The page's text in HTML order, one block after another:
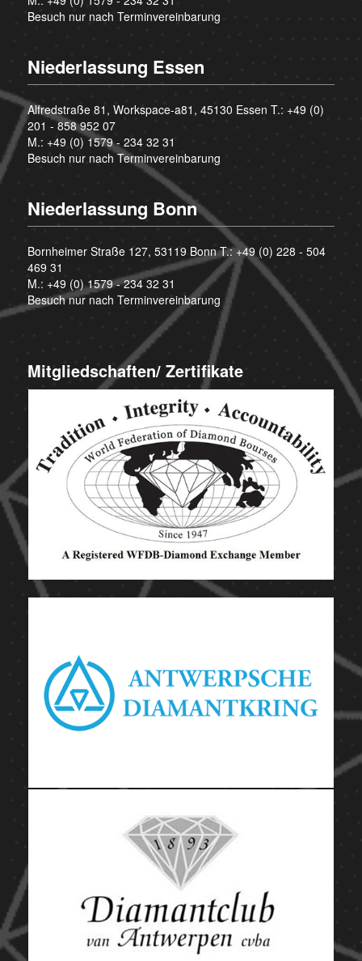
Besuch nur nach Terminvereinbarung
Niederlassung Essen
Alfredstraße 81, Workspace-a81, 45130 Essen T.: +49 (0)
201 - 858 952 07
M.: +49 (0) 1579 - 234 32 31
Besuch nur nach Terminvereinbarung
Niederlassung Bonn
Bornheimer Straße 127, 53119 Bonn T.:+49 (0) 228 - 504
469 31
M.: +49 (0) 1579 - 234 32 31
Besuch nur nach Terminvereinbarung
Mitgliedschaften/ Zertifikate